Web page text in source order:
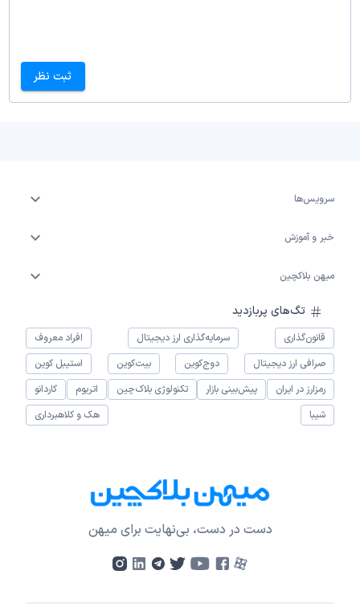
ثبت نظر
سرویس‌ها
خبر و آموزش
میهن بلاکچین
تگ‌های پربازدید
قانون‌گذاری سرمایه‌گذاری ارز دیجیتال
افراد معروف
صرافی ارز دیجیتال
دوج‌کوین بیت‌کوین
استیبل کوین
رمزارز در ایران
پیش‌بینی بازار تکنولوژی بلاک‌چین اتریوم
کاردانو
شیبا
هک و کلاهبرداری
دست در دست، بی‌نهایت برای میهن